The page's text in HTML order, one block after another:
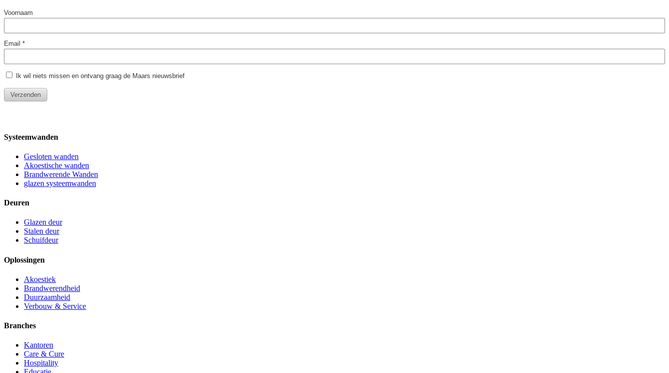
Systeemwanden
Gesloten wanden
Akoestische wanden
Brandwerende Wanden
glazen systeemwanden
Deuren
Glazen deur
Stalen deur
Schuifdeur
Oplossingen
Akoestiek
Brandwerendheid
Duurzaamheid
Verbouw & Service
Branches
Kantoren
Care & Cure
Hospitality